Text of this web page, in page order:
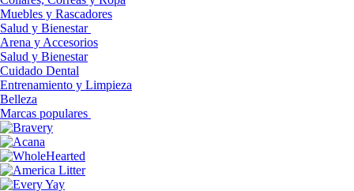
Muebles y Rascadores
Salud y Bienestar
Arena y Accesorios
Salud y Bienestar
Cuidado Dental
Entrenamiento y Limpieza
Belleza
Marcas populares